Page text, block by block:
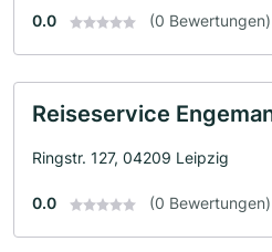
0.0 (0 Bewertungen)
Reiseservice
Ringstr. 127, 04209 Leipzig
0.0 (0 Bewertungen)